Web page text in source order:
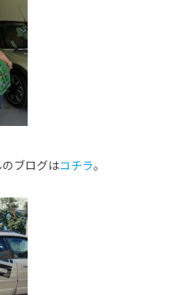
ブログはコチラ。